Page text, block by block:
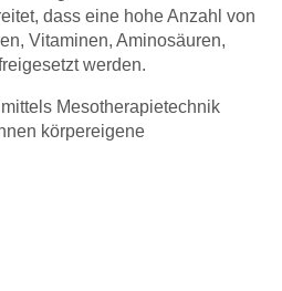
dass eine hohe Anzahl von
Vitaminen, Aminosäuren,
werden.
Mesotherapietechnik
körpereigene